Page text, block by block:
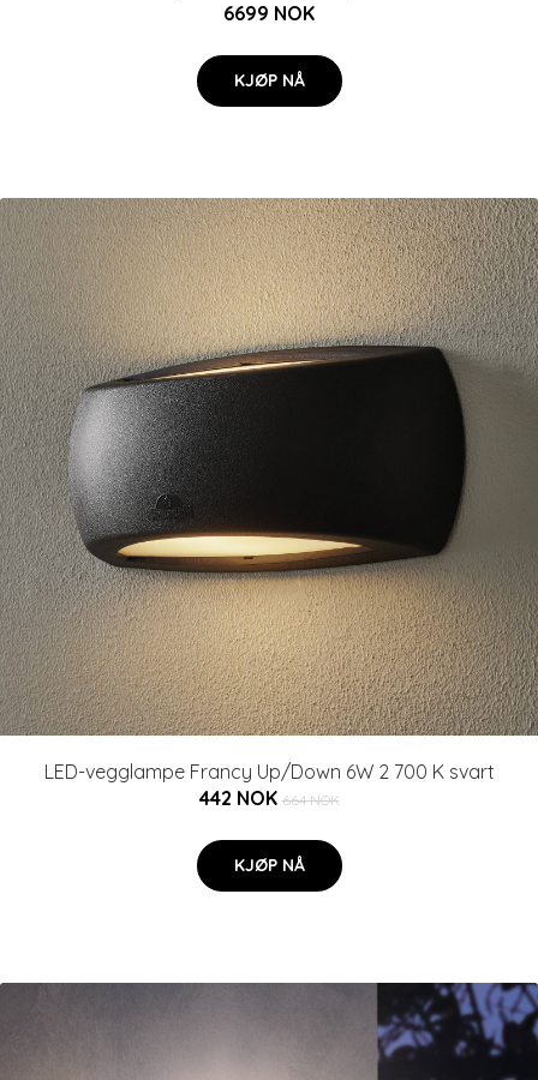
6699 NOK
KJØP NÅ
LED-vegglampe Francy Up/Down 6W 2 700 K svart
442 NOK 664 NOK
KJØP NÅ